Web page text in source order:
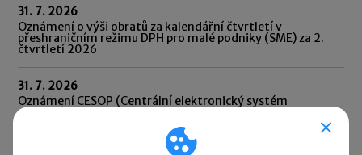
31. 7. 2026
Oznámení o výši obratů za kalendářní čtvrtletí v
přeshraničním režimu DPH pro malé podniky (SME) za 2.
čtvrtletí 2026
31. 7. 2026
Oznámení CESOP (Centrální elektronický systém
platebních informací) za 2. čtvrtletí 2026